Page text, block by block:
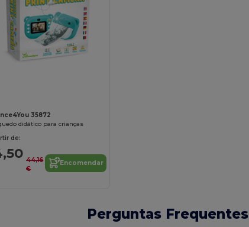
35872
didático para crianças
de:
44,16
€
Encomendar
Perguntas Frequentes